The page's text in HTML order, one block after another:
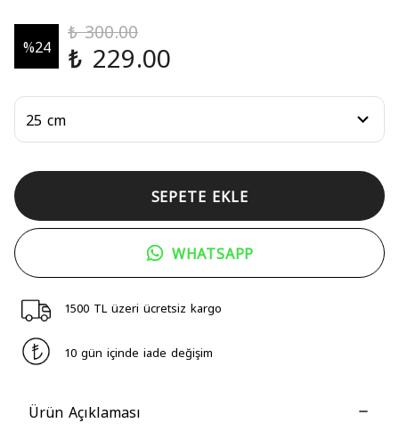
%24
₺ 300.00
₺ 229.00
SEPETE EKLE
WHATSAPP
1500 TL üzeri ücretsiz kargo
10 gün içinde iade değişim
Ürün Açıklaması